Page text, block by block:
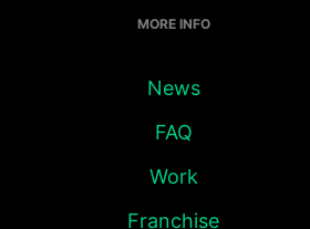
MORE INFO
News
FAQ
Work
Franchise